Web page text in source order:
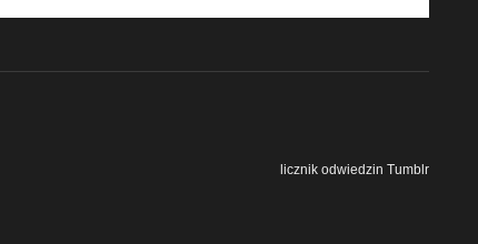
licznik odwiedzin Tumblr